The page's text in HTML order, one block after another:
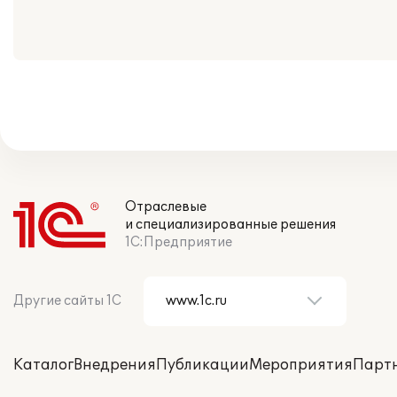
Отраслевые
и специализированные решения
1С:Предприятие
Другие сайты 1С
КаталогВнедренияПубликацииМероприятия